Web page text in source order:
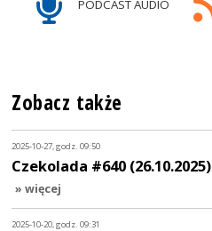
PODCAST AUDIO
Zobacz także
2025-10-27, godz. 09:50
Czekolada #640 (26.10.2025)
» więcej
2025-10-20, godz. 09:31